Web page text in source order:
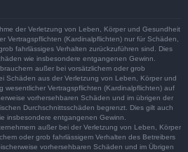
der Verletzung von Leben, Körper und Gesundheit
Vertragspflichten (Kardinalpflichten) nur für Schäden,
fahrlässiges Verhalten zurückzuführen sind. Dies
wie insbesondere entgangenen Gewinn.
außer bei vorsätzlichem oder grob
Schäden aus der Verletzung von Leben, Körper und
wesentlicher Vertragspflichten (Kardinalpflichten) auf
vorhersehbaren Schäden und im übrigen der
Durchschnittsschäden begrenzt. Dies gilt auch
insbesondere entgangenen Gewinn.
außer bei der Verletzung von Leben, Körper
oder grob fahrlässigem Verhalten des Betreibers
vorhersehbaren Schäden und im Übrigen